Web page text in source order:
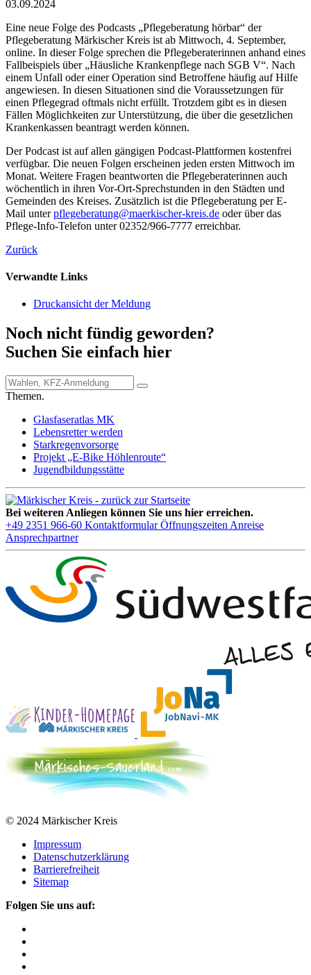
03.09.2024
Eine neue Folge des Podcasts „Pflegeberatung hörbar“ der
Pflegeberatung Märkischer Kreis ist ab Mittwoch, 4. September,
online. In dieser Folge sprechen die Pflegeberaterinnen anhand eines
Fallbeispiels über „Häusliche Krankenpflege nach SGB V“. Nach
einem Unfall oder einer Operation sind Betroffene häufig auf Hilfe
angewiesen. In diesen Situationen sind die Voraussetzungen für
einen Pflegegrad oftmals nicht erfüllt. Trotzdem gibt es in diesen
Fällen Möglichkeiten zur Unterstützung, die über die gesetzlichen
Krankenkassen beantragt werden können.
Der Podcast ist auf allen gängigen Podcast-Plattformen kostenfrei
verfügbar. Die neuen Folgen erscheinen jeden ersten Mittwoch im
Monat. Weitere Fragen beantworten die Pflegeberaterinnen auch
wöchentlich in ihren Vor-Ort-Sprechstunden in den Städten und
Gemeinden des Kreises. Zusätzlich ist die Pflegeberatung per E-
Mail unterpflegeberatung@​maerkischer-kreis.de oder über das
Pflege-Info-Telefon unter 02352/966-7777 erreichbar.
Zurück
Verwandte Links
Druckansicht der Meldung
Noch nicht fündig geworden?
Suchen Sie einfach hier
Themen.
Glasfaseratlas MK
Lebensretter werden
Starkregenvorsorge
Projekt „E-Bike Höhlenroute“
Jugendbildungsstätte
Bei weiteren Anliegen können Sie uns hier erreichen.
+49 2351 966-60 Kontaktformular Öffnungszeiten Anreise
Ansprechpartner
© 2024 Märkischer Kreis
Impressum
Datenschutzerklärung
Barrierefreiheit
Sitemap
Folgen Sie uns auf: